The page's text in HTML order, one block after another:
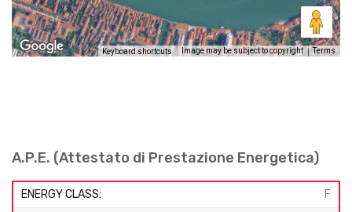
Keyboard shortcuts Image may be subject to copyright Terms
A.P.E. (Attestato di Prestazione Energetica)
ENERGY CLASS:
F